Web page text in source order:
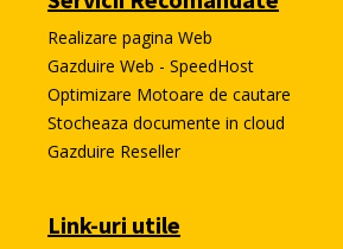
Realizare pagina Web
Gazduire Web - SpeedHost
Optimizare Motoare de cautare
Stocheaza documente in cloud
Gazduire Reseller
Link-uri utile